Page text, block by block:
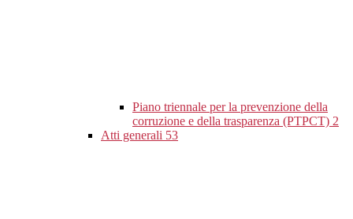
Piano triennale per la prevenzione della
corruzione e della trasparenza (PTPCT) 2
Atti generali 53